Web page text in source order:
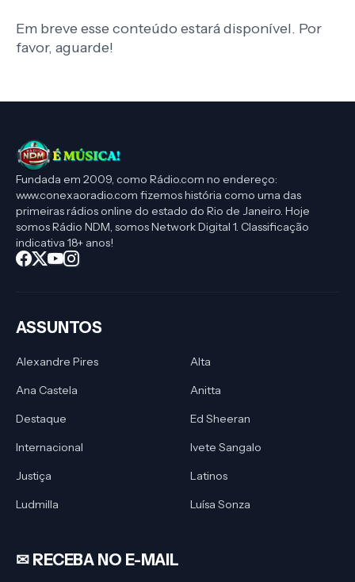
Em breve esse conteúdo estará disponível. Por
favor, aguarde!
Fundada em 2009, como Rádio.com no endereço:
www.conexaoradio.com fizemos história como uma das
primeiras rádios online do estado do Rio de Janeiro. Hoje
somos Rádio NDM, somos Network Digital 1. Classificação
indicativa 18+ anos!
ASSUNTOS
Alexandre Pires
Alta
Ana Castela
Anitta
Destaque
Ed Sheeran
Internacional
Ivete Sangalo
Justiça
Latinos
Ludmilla
Luísa Sonza
✉︎ RECEBA NO E-MAIL